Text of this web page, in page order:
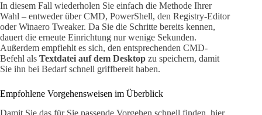
In diesem Fall wiederholen Sie einfach die Methode Ihrer
Wahl – entweder über CMD, PowerShell, den Registry-Editor
oder Winaero Tweaker. Da Sie die Schritte bereits kennen,
dauert die erneute Einrichtung nur wenige Sekunden.
Außerdem empfiehlt es sich, den entsprechenden CMD-
Befehl als Textdatei auf dem Desktop zu speichern, damit
Sie ihn bei Bedarf schnell griffbereit haben.
Empfohlene Vorgehensweisen im Überblick
Damit Sie das für Sie passende Vorgehen schnell finden, hier